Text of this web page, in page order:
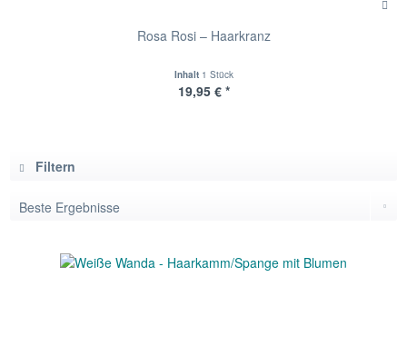
Rosa Rosi – Haarkranz
Inhalt 1 Stück
19,95 € *
Filtern